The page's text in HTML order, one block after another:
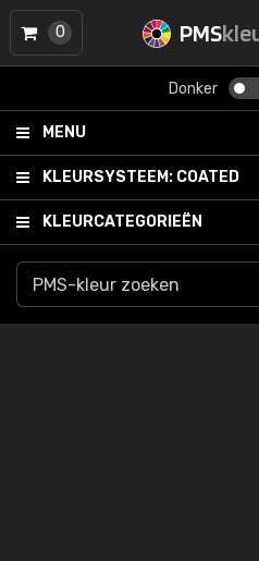
PMS
Donker
MENU
KLEURSYSTEEM: COATED
KLEURCATEGORIEËN
0